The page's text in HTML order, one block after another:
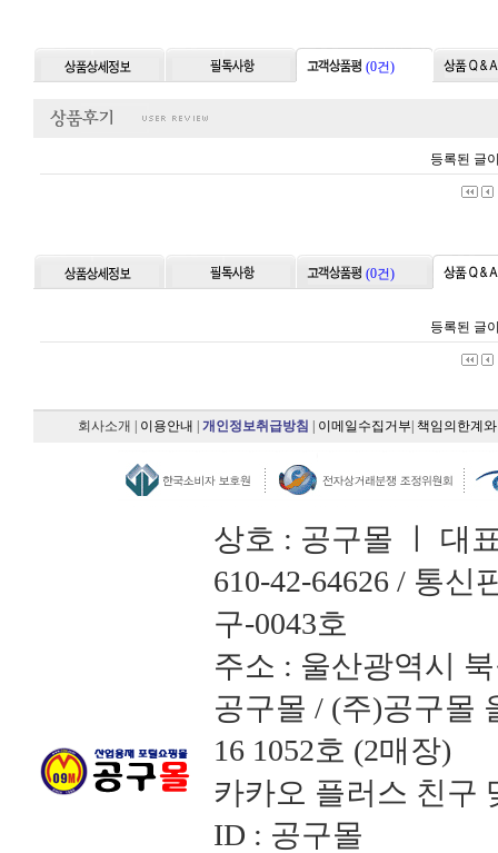
(0건)
등록된 글
(0건)
등록된 글
회사소개 이용안내 개인정보취급방침 이메일수집거부 책임의한계
상호 : 공구몰 ㅣ 대
610-42-64626 / 통신
구-0043호
주소 : 울산광역시
공구몰 / (주)공구몰
16 1052호 (2매장)
카카오 플러스 친구
ID : 공구몰